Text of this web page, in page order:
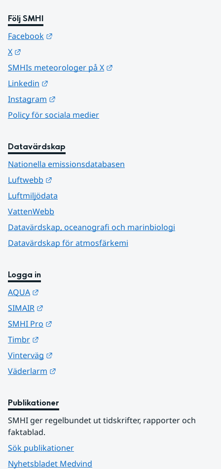
Följ SMHI
Facebook
X
SMHIs meteorologer på X
Linkedin
Instagram
Policy för sociala medier
Datavärdskap
Nationella emissionsdatabasen
Luftwebb
Luftmiljödata
VattenWebb
Datavärdskap, oceanografi och marinbiologi
Datavärdskap för atmosfärkemi
Logga in
AQUA
SIMAIR
SMHI Pro
Timbr
Vinterväg
Väderlarm
Publikationer
SMHI ger regelbundet ut tidskrifter, rapporter och
faktablad.
Sök publikationer
Nyhetsbladet Medvind